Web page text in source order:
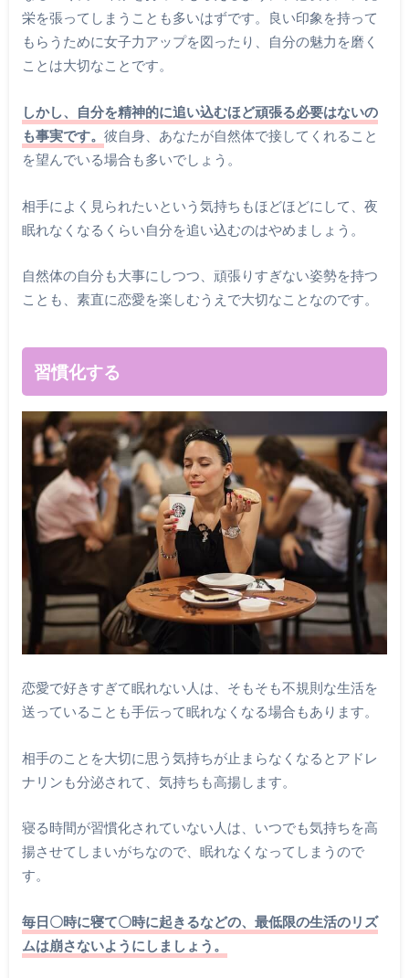
栄を張ってしまうことも多いはずです。良い印象を持って
もらうために女子力アップを図ったり、自分の魅力を磨く
ことは大切なことです。
しかし、自分を精神的に追い込むほど頑張る必要はないの
も事実です。 彼自身、あなたが自然体で接してくれること
を望んでいる場合も多いでしょう。
相手によく見られたいという気持ちもほどほどにして、夜
眠れなくなるくらい自分を追い込むのはやめましょう。
自然体の自分も大事にしつつ、頑張りすぎない姿勢を持つ
ことも、素直に恋愛を楽しむうえで大切なことなのです。
習慣化する
恋愛で好きすぎて眠れない人は、そもそも不規則な生活を
送っていることも手伝って眠れなくなる場合もあります。
相手のことを大切に思う気持ちが止まらなくなるとアドレ
ナリンも分泌されて、気持ちも高揚します。
寝る時間が習慣化されていない人は、いつでも気持ちを高
揚させてしまいがちなので、眠れなくなってしまうので
す。
毎日〇時に寝て〇時に起きるなどの、最低限の生活のリズ
ムは崩さないようにしましょう。